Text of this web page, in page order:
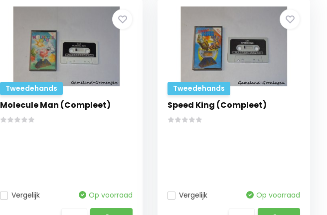
Tweedehands
Molecule Man (Compleet)
Vergelijk Op voorraad
Tweedehands
Speed King (Compleet)
Vergelijk Op voorraad